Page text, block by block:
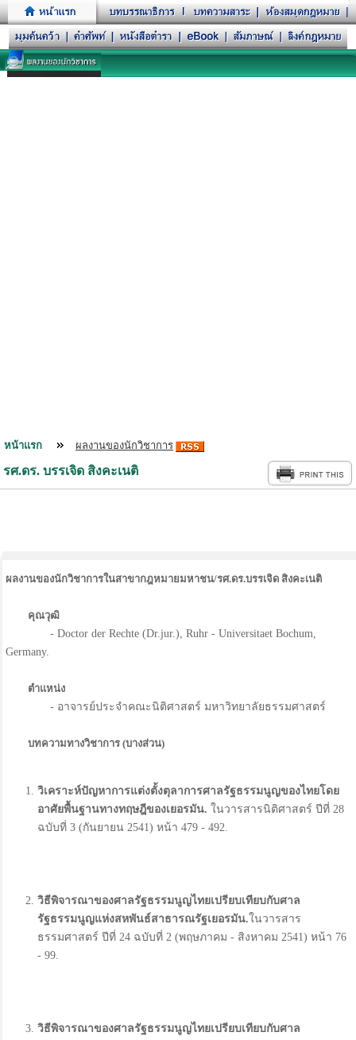
หน้าแรก ผลงานของนักวิชาการ
รศ.ดร. บรรเจิด สิงคะเนติ
ผลงานของนักวิชาการในสาขากฎหมายมหาชน/รศ.ดร.บรรเจิด สิงคะเนติ
คุณวุฒิ
- Doctor der Rechte (Dr.jur.), Ruhr - Universitaet Bochum,
Germany.
ตำแหน่ง
- อาจารย์ประจำคณะนิติศาสตร์ มหาวิทยาลัยธรรมศาสตร์
บทความทางวิชาการ (บางส่วน)
วิเคราะห์ปัญหาการแต่งตั้งตุลาการศาลรัฐธรรมนูญของไทยโดย
อาศัยพื้นฐานทางทฤษฎีของเยอรมัน. ในวารสารนิติศาสตร์ ปีที่ 28
ฉบับที่ 3 (กันยายน 2541) หน้า 479 - 492.
วิธีพิจารณาของศาลรัฐธรรมนูญไทยเปรียบเทียบกับศาล
รัฐธรรมนูญแห่งสหพันธ์สาธารณรัฐเยอรมัน.ในวารสาร
ธรรมศาสตร์ ปีที่ 24 ฉบับที่ 2 (พฤษภาคม - สิงหาคม 2541) หน้า 76
- 99.
วิธีพิจารณาของศาลรัฐธรรมนูญไทยเปรียบเทียบกับศาล